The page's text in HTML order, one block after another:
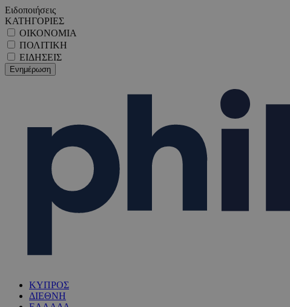
Ειδοποιήσεις
ΚΑΤΗΓΟΡΙΕΣ
ΟΙΚΟΝΟΜΙΑ
ΠΟΛΙΤΙΚΗ
ΕΙΔΗΣΕΙΣ
ΚΥΠΡΟΣ
ΔΙΕΘΝΗ